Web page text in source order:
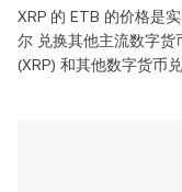
XRP 的 ETB 的价格是
尔 兑换其他主流数字
(XRP) 和其他数字货币